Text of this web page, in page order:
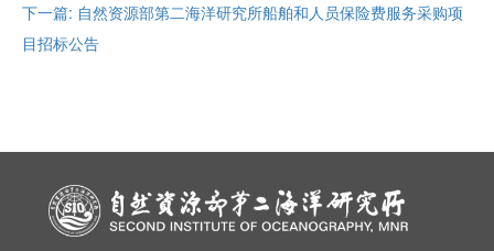
下一篇: 自然资源部第二海洋研究所船舶和人员保险费服务采购项
目招标公告